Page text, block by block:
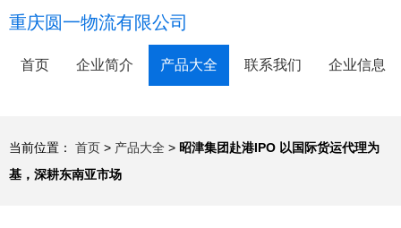
重庆圆一物流有限公司
首页 企业简介 产品大全 联系我们 企业信息
当前位置： 首页 > 产品大全 > 昭津集团赴港IPO 以国际货运代理为
基，深耕东南亚市场